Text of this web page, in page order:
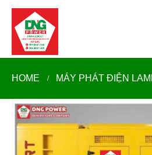
HOME MÁY PHÁT ĐIỆN